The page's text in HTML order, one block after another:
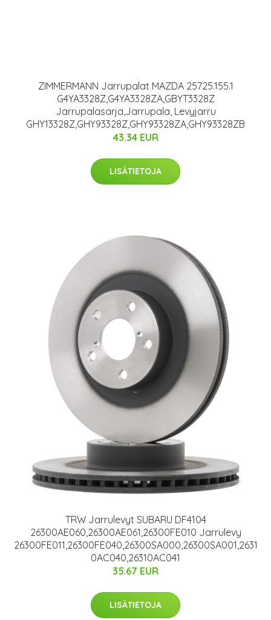
ZIMMERMANN Jarrupalat MAZDA 25725.155.1
G4YA3328Z,G4YA3328ZA,GBYT3328Z
Jarrupalasarja,Jarrupala, Levyjarru
GHY13328Z,GHY93328Z,GHY93328ZA,GHY93328ZB
43.34 EUR
LISÄTIETOJA
TRW Jarrulevyt SUBARU DF4104
26300AE060,26300AE061,26300FE010 Jarrulevy
26300FE011,26300FE040,26300SA000,26300SA001,2631
0AC040,26310AC041
35.67 EUR
LISÄTIETOJA